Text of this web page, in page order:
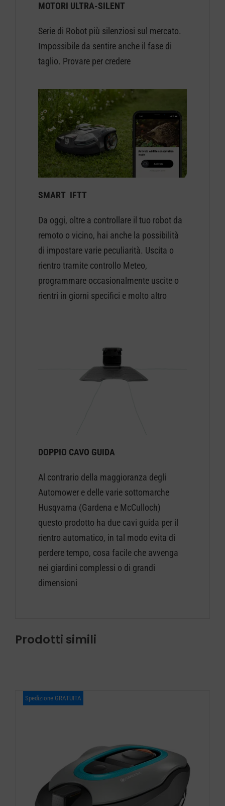
MOTORI ULTRA-SILENT
Serie di Robot più silenziosi sul mercato.
Impossibile da sentire anche il fase di
taglio. Provare per credere
SMART IFTT
Da oggi, oltre a controllare il tuo robot da
remoto o vicino, hai anche la possibilità
di impostare varie peculiarità. Uscita o
rientro tramite controllo Meteo,
programmare occasionalmente uscite o
rientri in giorni specifici e molto altro
DOPPIO CAVO GUIDA
Al contrario della maggioranza degli
Automower e delle varie sottomarche
Husqvarna (Gardena e McCulloch)
questo prodotto ha due cavi guida per il
rientro automatico, in tal modo evita di
perdere tempo, cosa facile che avvenga
nei giardini complessi o di grandi
dimensioni
Prodotti simili
Spedizione GRATUITA